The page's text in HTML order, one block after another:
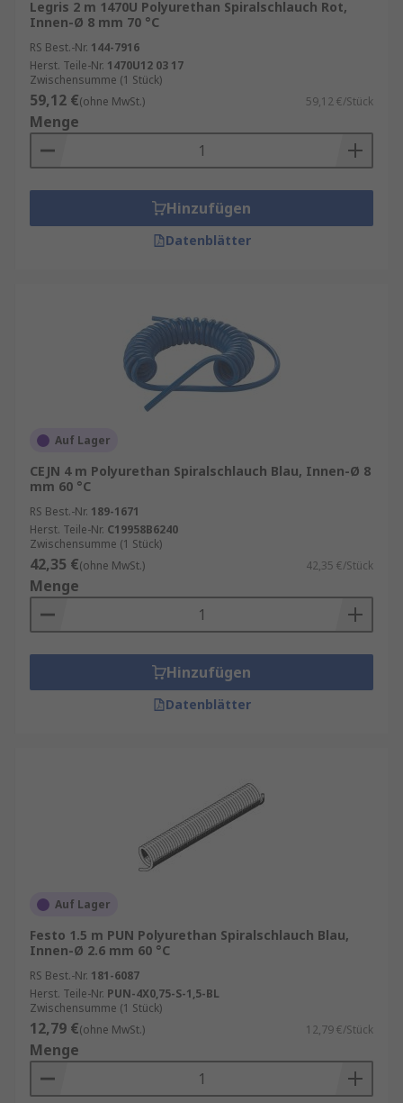
Beim Kauf eines Luftspiralschlauchs sollten Sie
auf folgende Punkte achten:
Innendurchmesser und Länge
bestimmen den Luftdurchfluss und die
Reichweite.
Materialqualität
: PU-Schläuche sind
hohe Druckfestigkeit.
Anschlüsse: Achten Sie auf kompatible
Kupplungen und Gewindegrößen.
erforderlichen Druck sicher aushalten
Legris 2 m 1470U Polyurethan Spiralschlauch Rot,
Innen-Ø 8 mm 70 °C
RS Best.-Nr. 144-7916
Herst. Teile-Nr. 1470U12 03 17
Zwischensumme (1 Stück)
59,12 €(ohne MwSt.) 59,12 €/Stück
Menge
Hinzufügen
Datenblätter
Auf Lager
CEJN 4 m Polyurethan Spiralschlauch Blau, Innen-Ø 8
mm 60 °C
RS Best.-Nr. 189-1671
Herst. Teile-Nr. C19958B6240
Zwischensumme (1 Stück)
42,35 €(ohne MwSt.) 42,35 €/Stück
Menge
Hinzufügen
Datenblätter
Auf Lager
Festo 1.5 m PUN Polyurethan Spiralschlauch Blau,
Innen-Ø 2.6 mm 60 °C
RS Best.-Nr. 181-6087
Herst. Teile-Nr. PUN-4X0,75-S-1,5-BL
Zwischensumme (1 Stück)
12,79 €(ohne MwSt.) 12,79 €/Stück
Menge